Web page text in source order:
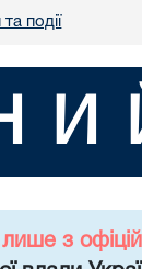
події
з